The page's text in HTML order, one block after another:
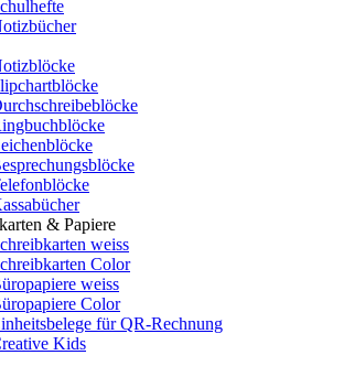
& Papiere
weiss
Color
weiss
Color
für QR-Rechnung
Kids